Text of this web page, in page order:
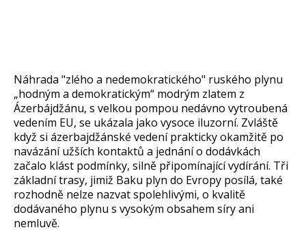
Náhrada "zlého a nedemokratického" ruského plynu
„hodným a demokratickým“ modrým zlatem z
Ázerbájdžánu, s velkou pompou nedávno vytroubená
vedením EU, se ukázala jako vysoce iluzorní. Zvláště
když si ázerbajdžánské vedení prakticky okamžitě po
navázání užších kontaktů a jednání o dodávkách
začalo klást podmínky, silně připomínající vydírání. Tři
základní trasy, jimiž Baku plyn do Evropy posílá, také
rozhodně nelze nazvat spolehlivými, o kvalitě
dodávaného plynu s vysokým obsahem síry ani
nemluvě.